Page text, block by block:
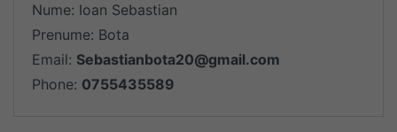
Nume: Ioan Sebastian
Prenume: Bota
Email: Sebastianbota20@gmail.com
Phone: 0755435589